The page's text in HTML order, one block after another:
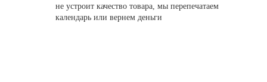
не устроит качество товара, мы перепечатаем
календарь или вернем деньги